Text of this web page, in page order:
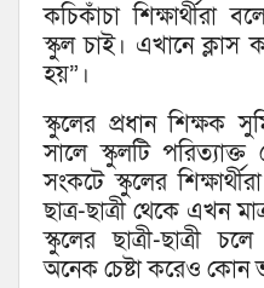
কচিকাঁচা শিক্ষার্থীরা
স্কুল চাই। এখানে
হয়”।
স্কুলের প্রধান শিক্ষক
সালে স্কুলটি
সংকটে স্কুলের
ছাত্র-ছাত্রী থেকে এখন
স্কুলের ছাত্রী-ছাত্রী
অনেক চেষ্টা করেও কোন